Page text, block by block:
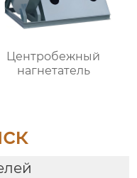
Центробежный
нагнетатель